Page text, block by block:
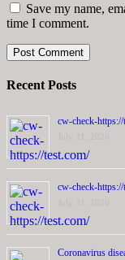
Save my name,
time I comment.
Recent Posts
cw-check-https://
cw-check-https://
Coronavirus